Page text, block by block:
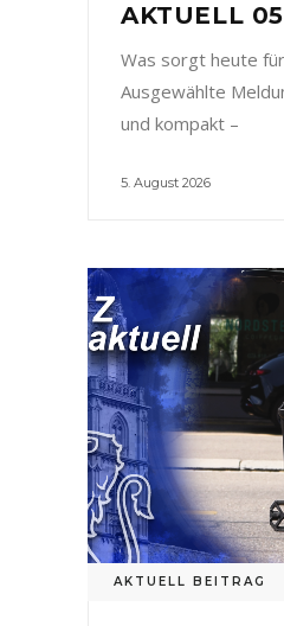
AKTUELL
Was sorgt heute
Ausgewählte
und kompakt –
5. August 2026
AKTUELL BEITRAG